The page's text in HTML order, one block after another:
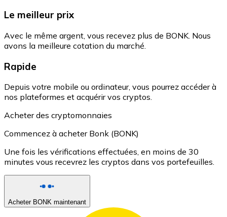
Le meilleur prix
Avec le même argent, vous recevez plus de BONK. Nous
avons la meilleure cotation du marché.
Rapide
Depuis votre mobile ou ordinateur, vous pourrez accéder à
nos plateformes et acquérir vos cryptos.
Acheter des cryptomonnaies
Commencez à acheter Bonk (BONK)
Une fois les vérifications effectuées, en moins de 30
minutes vous recevrez les cryptos dans vos portefeuilles.
Acheter BONK maintenant